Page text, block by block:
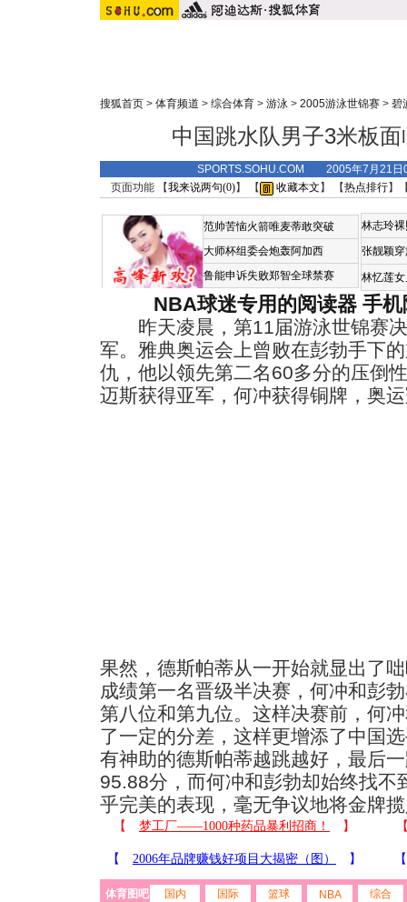
搜狐首页 > 体育频道 > 综合体育 > 游泳 > 2005游泳世锦赛 > 碧
中国跳水队男子3米板面
SPORTS.SOHU.COM 2005年7月21日
页面功能 【我来说两句(0)】 【 收藏本文 】 【热点排行】
范帅苦恼火箭唯麦蒂敢突破
大师杯组委会炮轰阿加西
鲁能申诉失败郑智全球禁赛
林志玲
张靓颖
林忆莲
NBA球迷专用的阅读器 手
昨天凌晨，第11届游泳世锦赛决
军。雅典奥运会上曾败在彭勃手下
仇，他以领先第二名60多分的压倒
迈斯获得亚军，何冲获得铜牌，奥
果然，德斯帕蒂从一开始就显出了
成绩第一名晋级半决赛，何冲和彭
第八位和第九位。这样决赛前，何
了一定的分差，这样更增添了中国
有神助的德斯帕蒂越跳越好，最后
95.88分，而何冲和彭勃却始终找不
乎完美的表现，毫无争议地将金牌
体育图吧 国内 国际 篮球 NBA 综合